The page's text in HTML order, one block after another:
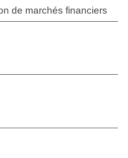
de marchés financiers